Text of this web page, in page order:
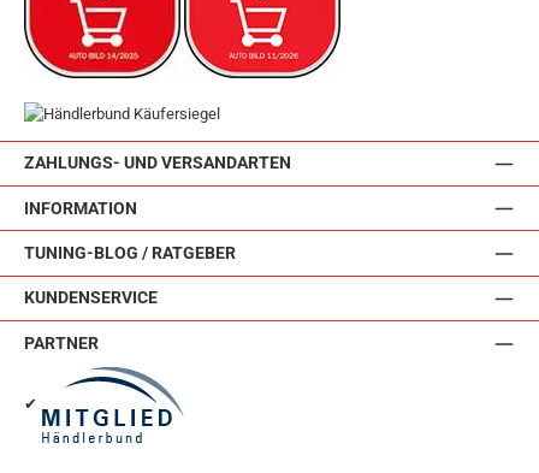
ZAHLUNGS- UND VERSANDARTEN
INFORMATION
TUNING-BLOG / RATGEBER
KUNDENSERVICE
PARTNER
✔